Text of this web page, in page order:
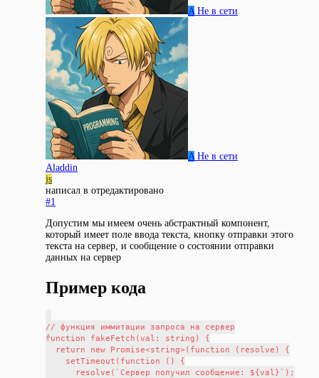
A Не в сети
A Не в сети
Aladdin
js
написал в отредактировано
#1
Допустим мы имеем очень абстрактный компонент,
который имеет поле ввода текста, кнопку отправки этого
текста на сервер, и сообщение о состоянии отправки
данных на сервер
Пример кода
// функция иммитации запроса на сервер
function fakeFetch(val: string) {
  return new Promise<string>(function (resolve) {
    setTimeout(function () {
      resolve(`Сервер получил сообщение: ${val}`);